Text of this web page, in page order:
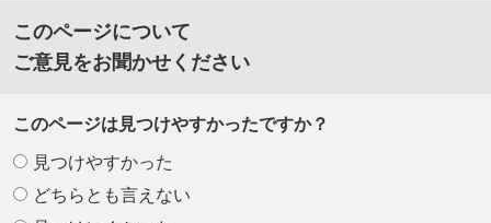
このページについて
ご意見をお聞かせください
このページは見つけやすかったですか？
見つけやすかった
どちらとも言えない